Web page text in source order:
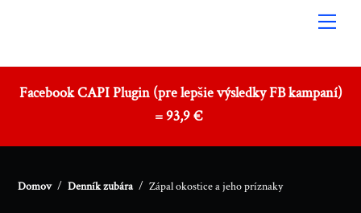
Facebook CAPI Plugin (pre lepšie výsledky FB kampaní)
= 93,9 €
Domov / Denník zubára / Zápal okostice a jeho príznaky